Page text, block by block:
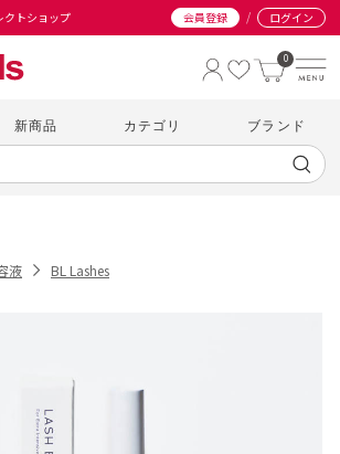
クトショップ 会員登録 / ログイン
0
新商品 カテゴリ ブランド
液 BL Lashes